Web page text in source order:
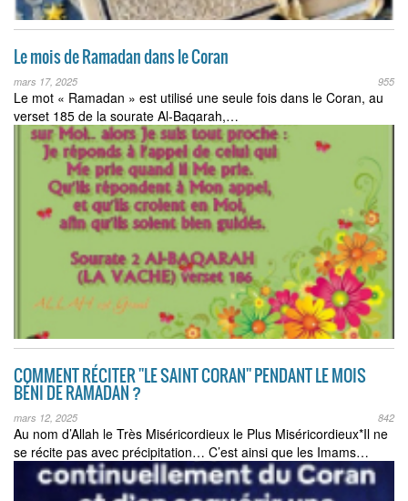
Le mois de Ramadan dans le Coran
mars 17, 2025 955
Le mot « Ramadan » est utilisé une seule fois dans le Coran, au
verset 185 de la sourate Al-Baqarah,…
COMMENT RÉCITER ''LE SAINT CORAN'' PENDANT LE MOIS
BÉNI DE RAMADAN ?
mars 12, 2025 842
Au nom d’Allah le Très Miséricordieux le Plus Miséricordieux*Il ne
se récite pas avec précipitation… C’est ainsi que les Imams…